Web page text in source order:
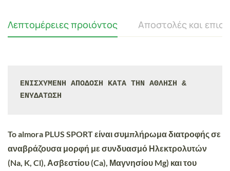
Λεπτομέρειες προιόντος Αποστολές και
ΕΝΙΣΧΥΜΕΝΗ ΑΠΟΔΟΣΗ ΚΑΤΑ ΤΗΝ ΑΘΛΗΣΗ &
ΕΝΥΔΑΤΩΣΗ
To almora PLUS SPORT είναι συμπλήρωμα διατροφής σε
αναβράζουσα μορφή με συνδυασμό Ηλεκτρολυτών
(Na, K, Cl), Ασβεστίου (Ca), Μαγνησίου Mg) και του